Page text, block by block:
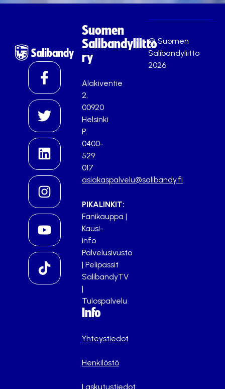
Suomen
Salibandyliitto
ry
Alakiventie
2,
00920
Helsinki
P.
0400-
529
017
asiakaspalvelu@salibandy.fi
PIKALINKIT:
Fanikauppa |
Kausi-
info
Palvelusivusto
| Pelipassit
SalibandyTV
|
Tulospalvelu
Info
Yhteystiedot
Henkilöstö
Laskutustiedot
© Suomen
Salibandyliitto
2026